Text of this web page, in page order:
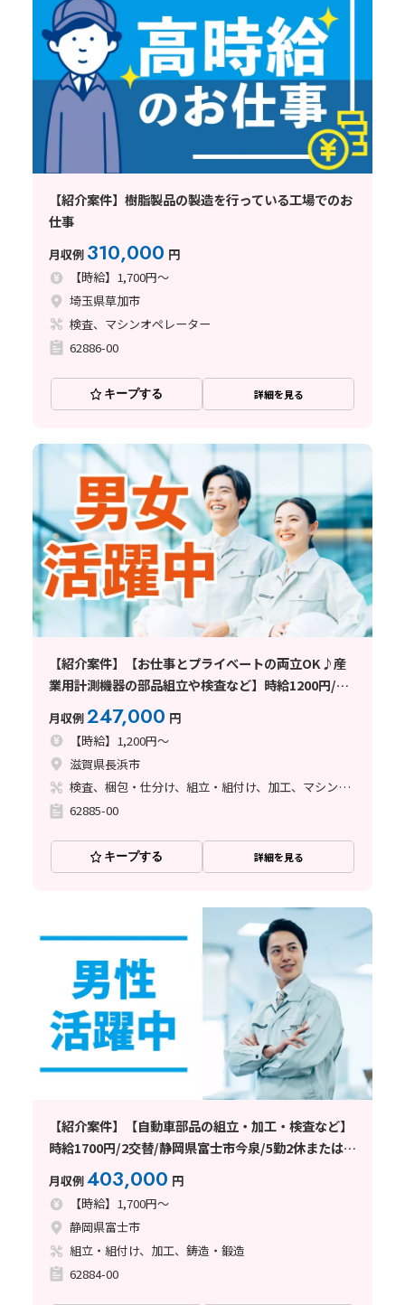
【紹介案件】樹脂製品の製造を行っている工場でのお
仕事
月収例 310,000 円
【時給】1,700円～
埼玉県草加市
検査、マシンオペレーター
62886-00
キープする 詳細を見る
【紹介案件】【お仕事とプライべートの両立OK♪産
業用計測機器の部品組立や検査など】時給1200円/日
勤/滋賀県長浜市/土日祝休み/寮完備/未経験OK/重量
物なし/規則正しい生活で自分の時間も
月収例247,000 円
【時給】1,200円～
滋賀県長浜市
検査、梱包・仕分け、組立・組付け、加工、マシンオペレーター
62885-00
キープする 詳細を見る
【紹介案件】【自動車部品の組立・加工・検査など】
時給1700円/2交替/静岡県富士市今泉/5勤2休または4
勤2休/土日休みまたはシフト制/未経験歓迎/無期雇用
派遣/月収例40.3万円以上
月収例403,000 円
【時給】1,700円～
静岡県富士市
組立・組付け、加工、鋳造・鍛造
62884-00